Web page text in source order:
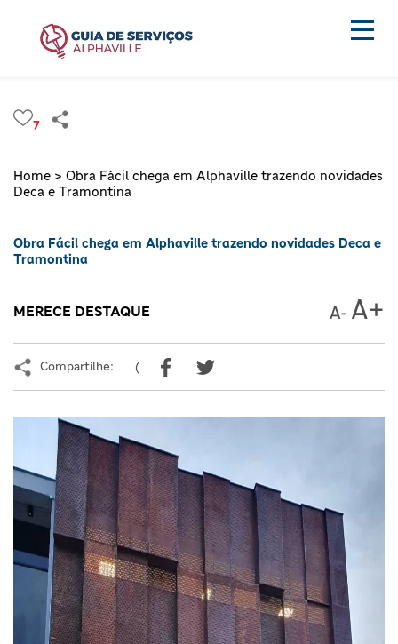
7
Home > Obra Fácil chega em Alphaville trazendo novidades
Deca e Tramontina
Obra Fácil chega em Alphaville trazendo novidades Deca e
Tramontina
MERECE DESTAQUE
Compartilhe: (